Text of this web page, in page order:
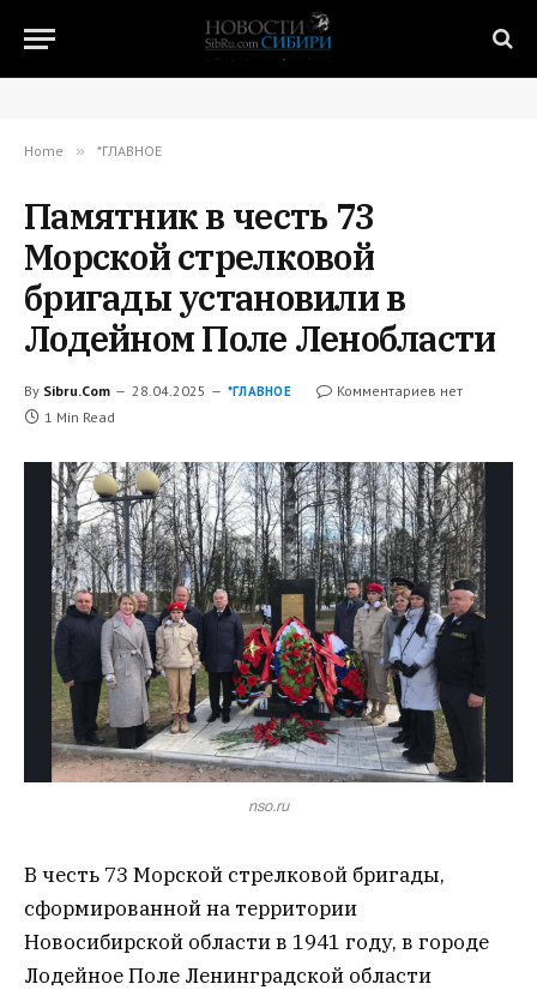
Home » *ГЛАВНОЕ
Памятник в честь 73
Морской стрелковой
бригады установили в
Лодейном Поле Ленобласти
By Sibru.Com 28.04.2025 *ГЛАВНОЕ
Комментариев нет
1 Min Read
nso.ru
В честь 73 Морской стрелковой бригады,
сформированной на территории
Новосибирской области в 1941 году, в городе
Лодейное Поле Ленинградской области